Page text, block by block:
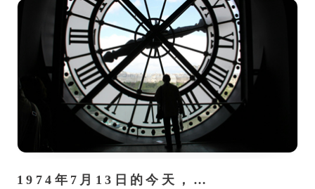
1974年7月13日的今天，…